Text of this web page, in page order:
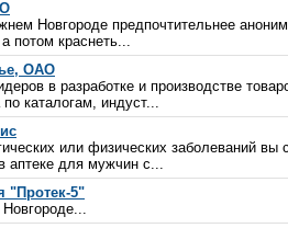
Новгороде предпочтительнее
потом краснеть...
ОАО
в разработке и производстве
каталогам, индуст...
или физических заболеваний
аптеке для мужчин с...
"Протек-5"